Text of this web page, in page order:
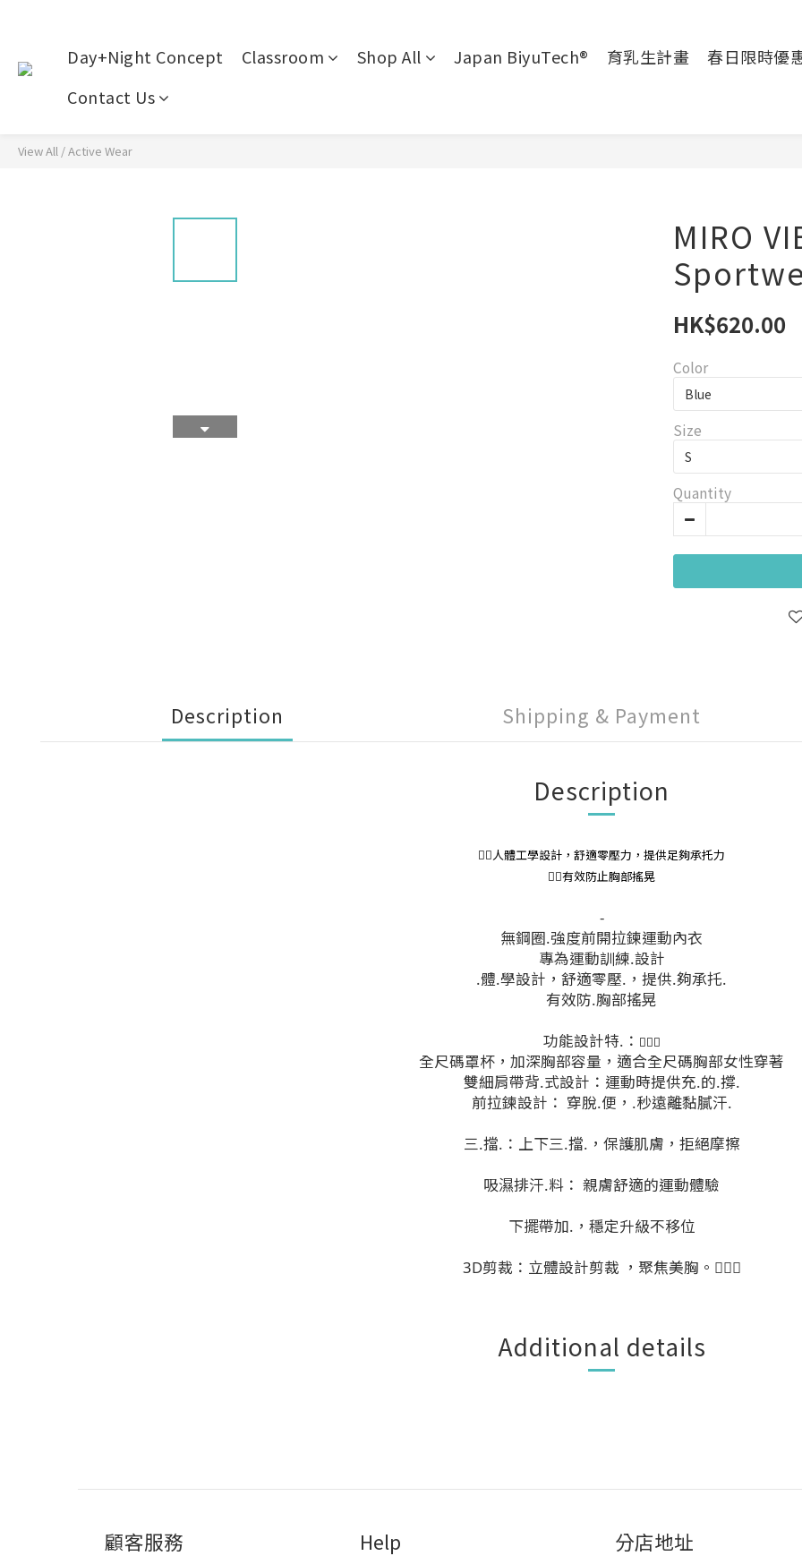
Day+Night Concept Classroom Shop All Japan BiyuTech® 育乳生計畫 春日限時優
Contact Us
View All /Active Wear
MIRO
HK$620.00
Color
Size
Quantity
Description Shipping & Payment
Description
👉🏻人體工學設計，舒適零壓力，提供足夠承托力
👉🏻有效防止胸部搖晃
-
無鋼圈.強度前開拉鍊運動內衣
專為運動訓練.設計
.體.學設計，舒適零壓.，提供.夠承托.
有效防.胸部搖晃
功能設計特.： 🧘🏻‍♀️
全尺碼罩杯，加深胸部容量，適合全尺碼胸部女性穿著
雙細肩帶背.式設計：運動時提供充.的.撐.
前拉鍊設計： 穿脫.便，.秒遠離黏膩汗.
三.擋.：上下三.擋.，保護肌膚，拒絕摩擦
吸濕排汗.料： 親膚舒適的運動體驗
下擺帶加.，穩定升級不移位
3D剪裁：立體設計剪裁 ，聚焦美胸。 🏃🏻‍♀️
Additional details
顧客服務 Help 分店地址